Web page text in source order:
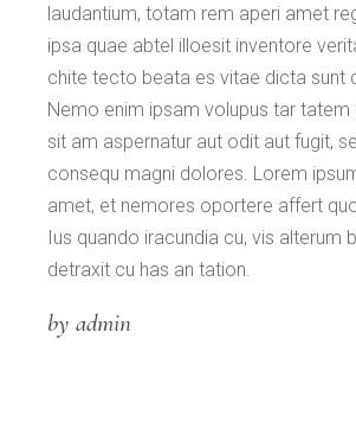
laudantium, totam rem aperi amet
ipsa quae abtel illoesit inventore
chite tecto beata es vitae dicta sunt
Nemo enim ipsam volupus tar tatem
sit am aspernatur aut odit aut fugit,
consequ magni dolores. Lorem
amet, et nemores oportere affert
Ius quando iracundia cu, vis alterum
detraxit cu has an tation.
by admin